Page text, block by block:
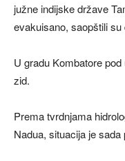
južne indijske države
evakuisano, saopštili
U gradu Kombatore
zid.
Prema tvrdnjama
Nadua, situacija je sada